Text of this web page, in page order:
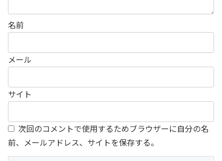
名前
メール
サイト
次回のコメントで使用するためブラウザーに自分の名
前、メールアドレス、サイトを保存する。